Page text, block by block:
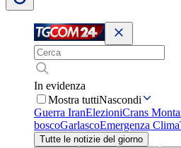
In evidenza
Mostra tuttiNascondi
Guerra IranElezioniCrans
boscoGarlascoEmergenza Clima
Tutte le notizie del giorno